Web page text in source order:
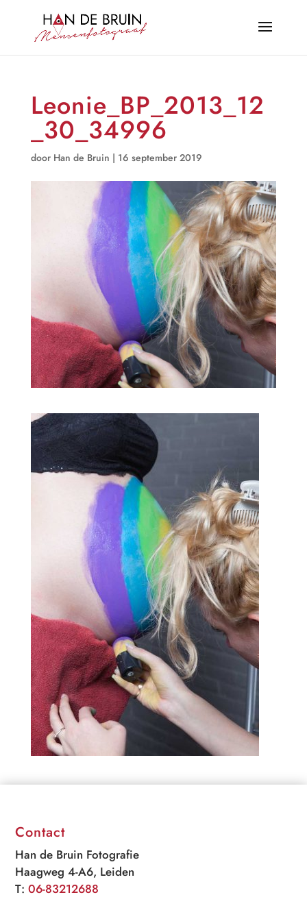
Leonie_BP_2013_12
_30_34996
door Han de Bruin | 16 september 2019
Contact
Han de Bruin Fotografie
Haagweg 4-A6, Leiden
T:06-83212688